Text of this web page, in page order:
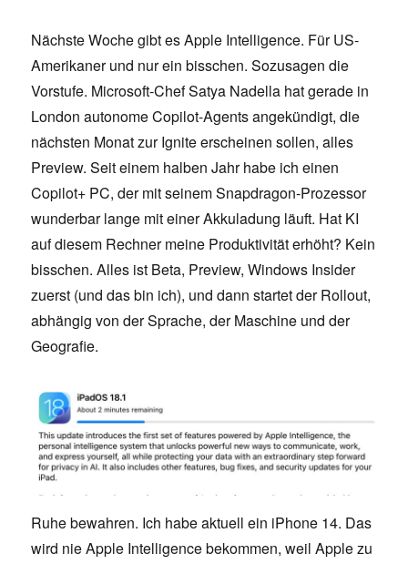
Nächste Woche gibt es Apple Intelligence. Für US-
Amerikaner und nur ein bisschen. Sozusagen die
Vorstufe. Microsoft-Chef Satya Nadella hat gerade in
London autonome Copilot-Agents angekündigt, die
nächsten Monat zur Ignite erscheinen sollen, alles
Preview. Seit einem halben Jahr habe ich einen
Copilot+ PC, der mit seinem Snapdragon-Prozessor
wunderbar lange mit einer Akkuladung läuft. Hat KI
auf diesem Rechner meine Produktivität erhöht? Kein
bisschen. Alles ist Beta, Preview, Windows Insider
zuerst (und das bin ich), und dann startet der Rollout,
abhängig von der Sprache, der Maschine und der
Geografie.
Ruhe bewahren. Ich habe aktuell ein iPhone 14. Das
wird nie Apple Intelligence bekommen, weil Apple zu